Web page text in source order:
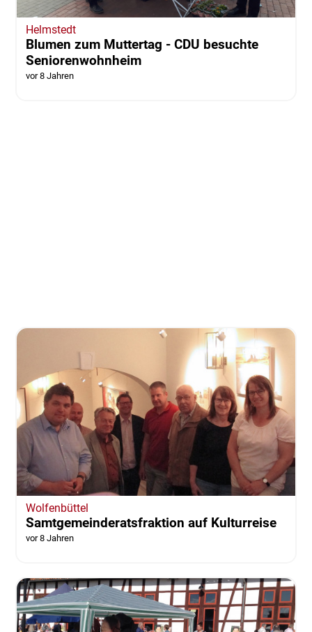
Helmstedt
Blumen zum Muttertag - CDU besuchte
Seniorenwohnheim
vor 8 Jahren
Wolfenbüttel
Samtgemeinderatsfraktion auf Kulturreise
vor 8 Jahren